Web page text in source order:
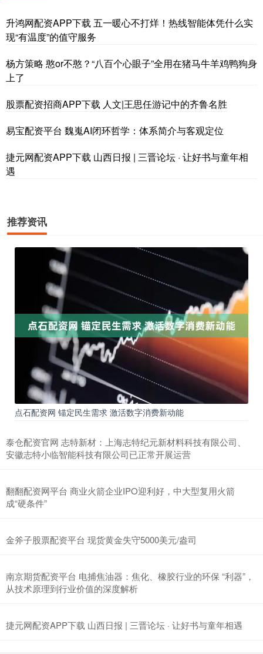
升鸿网配资APP下载 五一暖心不打烊！热线智能体凭什么实
现“有温度”的值守服务
杨方策略 憨or不憨？“八百个心眼子”全用在猪马牛羊鸡鸭狗身
上了
股票配资招商APP下载 人文|王思任游记中的齐鲁名胜
易宝配资平台 魏嵬AI闭环哲学：体系简介与客观定位
捷元网配资APP下载 山西日报 | 三晋论坛 · 让好书与童年相
遇
推荐资讯
点石配资网 锚定民生需求 激活数字消费新动能
泰仓配资官网 志特新材：上海志特纪元新材料科技有限公司、
安徽志特小临智能科技有限公司已正常开展运营
翻翻配资网平台 商业火箭企业IPO迎利好，中大型复用火箭
成“硬条件”
金斧子股票配资平台 现货黄金失守5000美元/盎司
南京期货配资平台 电捕焦油器：焦化、橡胶行业的环保 “利器”，
从技术原理到行业价值的深度解析
捷元网配资APP下载 山西日报 | 三晋论坛 · 让好书与童年相遇